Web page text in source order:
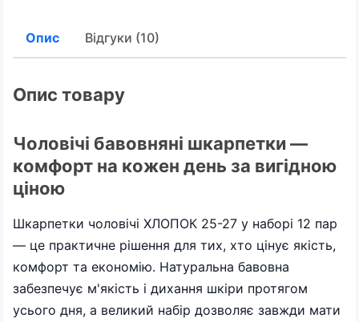
Опис Відгуки (10)
Опис товару
Чоловічі бавовняні шкарпетки —
комфорт на кожен день за вигідною
ціною
Шкарпетки чоловічі ХЛОПОК 25-27 у наборі 12 пар
— це практичне рішення для тих, хто цінує якість,
комфорт та економію. Натуральна бавовна
забезпечує м'якість і дихання шкіри протягом
усього дня, а великий набір дозволяє завжди мати